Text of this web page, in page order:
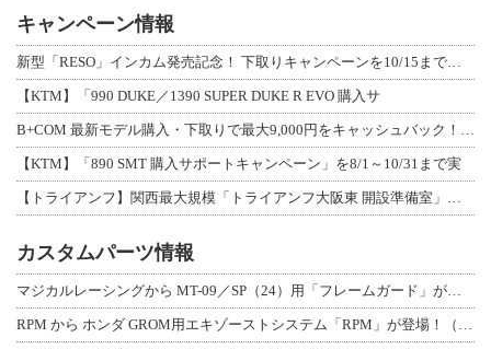
キャンペーン情報
新型「RESO」インカム発売記念！ 下取りキャンペーンを10/15まで延長して開
【KTM】「990 DUKE／1390 SUPER DUKE R EVO 購入サ
B+COM 最新モデル購入・下取りで最大9,000円をキャッシュバック！「B+F
【KTM】「890 SMT 購入サポートキャンペーン」を8/1～10/31まで実
【トライアンフ】関西最大規模「トライアンフ大阪東 開設準備室」がオープン！ 限定
カスタムパーツ情報
マジカルレーシングから MT-09／SP（24）用「フレームガード」が登場！
RPM から ホンダ GROM用エキゾーストシステム「RPM」が登場！（動画あり